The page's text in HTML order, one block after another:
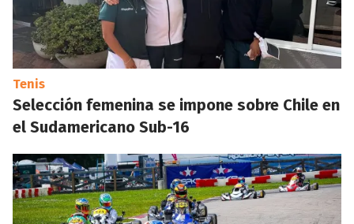
Tenis
Selección femenina se impone sobre Chile en
el Sudamericano Sub-16